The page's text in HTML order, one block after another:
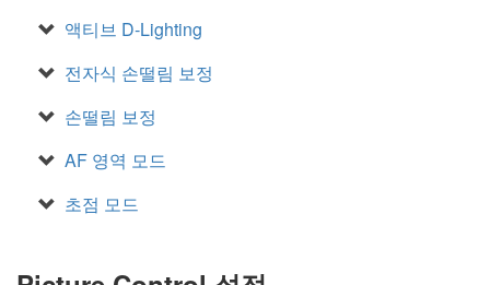
액티브 D‑Lighting
전자식 손떨림 보정
손떨림 보정
AF 영역 모드
초점 모드